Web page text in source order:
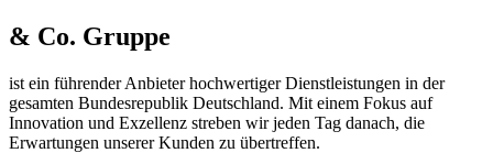
& Co. Gruppe
ist ein führender Anbieter hochwertiger Dienstleistungen in der
gesamten Bundesrepublik Deutschland. Mit einem Fokus auf
Innovation und Exzellenz streben wir jeden Tag danach, die
Erwartungen unserer Kunden zu übertreffen.